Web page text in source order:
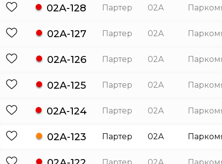
02А-128 Партер 02А
02А-127 Партер 02А
02А-126 Партер 02А
02А-125 Партер 02А
02А-124 Партер 02А
02А-123 Партер 02А